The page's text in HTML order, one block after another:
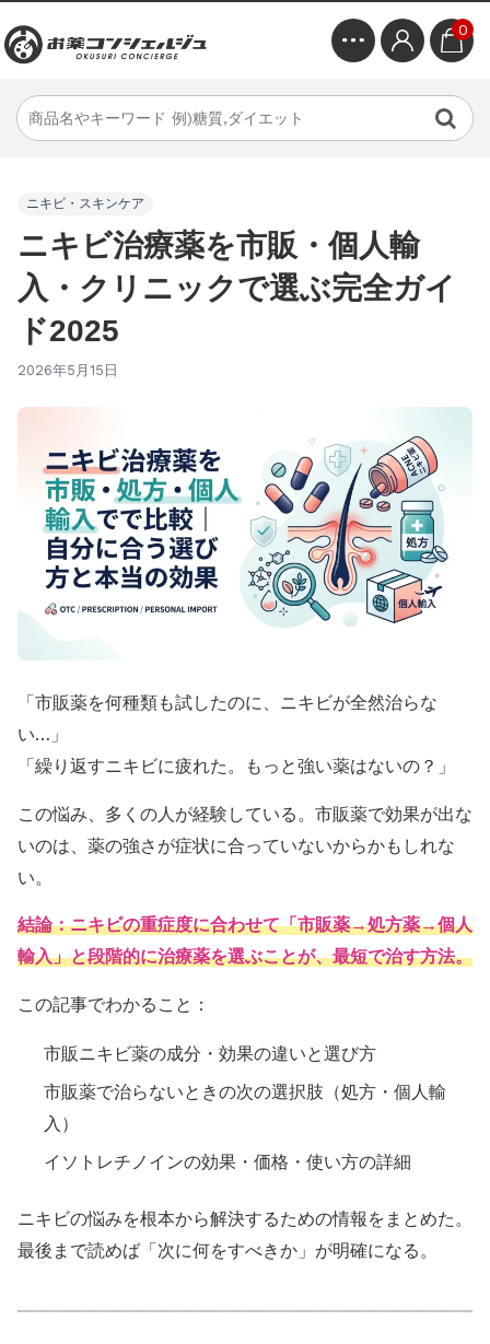
0
ニキビ・スキンケア
ニキビ治療薬を市販・個人輸
入・クリニックで選ぶ完全ガイ
ド2025
2026年5月15日
「市販薬を何種類も試したのに、ニキビが全然治らな
い…」
「繰り返すニキビに疲れた。もっと強い薬はないの？」
この悩み、多くの人が経験している。市販薬で効果が出な
いのは、薬の強さが症状に合っていないからかもしれな
い。
結論：ニキビの重症度に合わせて「市販薬→処方薬→個人
輸入」と段階的に治療薬を選ぶことが、最短で治す方法。
この記事でわかること：
市販ニキビ薬の成分・効果の違いと選び方
市販薬で治らないときの次の選択肢（処方・個人輸
入）
イソトレチノインの効果・価格・使い方の詳細
ニキビの悩みを根本から解決するための情報をまとめた。
最後まで読めば「次に何をすべきか」が明確になる。